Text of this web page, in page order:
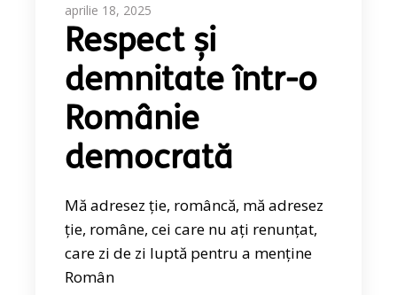
aprilie 18, 2025
Respect și
demnitate într-o
Românie
democrată
Mă adresez ție, româncă, mă adresez
ție, române, cei care nu ați renunțat,
care zi de zi luptă pentru a menține
Român